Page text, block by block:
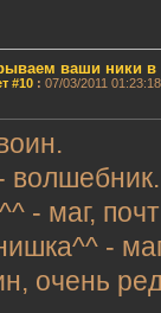
ваши ники в
#10: 07/03/2011
волшебник.
- маг,
-
очень